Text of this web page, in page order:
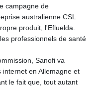
campagne de
australienne CSL
produit, l'Efluelda.
professionnels de santé
Sanofi va
en Allemagne et
le fait que, tout autant